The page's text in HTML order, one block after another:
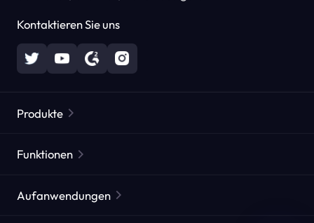
Kontaktieren Sie uns
Produkte
Statische Residential Proxies
Funktionen
Aufanwendungen